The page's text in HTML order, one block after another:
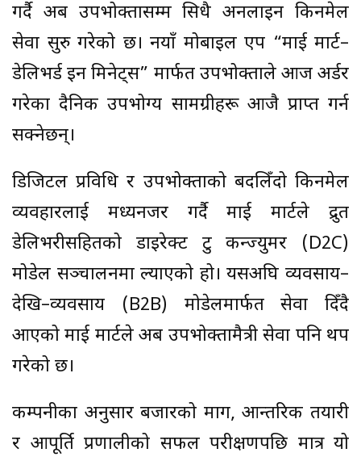
गर्दै अब उपभोक्तासम्म सिधै अनलाइन किनमेल
सेवा सुरु गरेको छ। नयाँ मोबाइल एप “माई मार्ट–
डेलिभर्ड इन मिनेट्स” मार्फत उपभोक्ताले आज अर्डर
गरेका दैनिक उपभोग्य सामग्रीहरू आजै प्राप्त गर्न
सक्नेछन्।
डिजिटल प्रविधि र उपभोक्ताको बदलिँदो किनमेल
व्यवहारलाई मध्यनजर गर्दै माई मार्टले द्रुत
डेलिभरीसहितको डाइरेक्ट टु कन्ज्युमर (D2C)
मोडेल सञ्चालनमा ल्याएको हो। यसअघि व्यवसाय–
देखि–व्यवसाय (B2B) मोडेलमार्फत सेवा दिँदै
आएको माई मार्टले अब उपभोक्तामैत्री सेवा पनि थप
गरेको छ।
कम्पनीका अनुसार बजारको माग, आन्तरिक तयारी
र आपूर्ति प्रणालीको सफल परीक्षणपछि मात्र यो